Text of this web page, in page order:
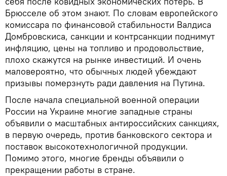
Брюсселе об этом знают. По словам европейского
комиссара по финансовой стабильности Валдиса
Домбровскиса, санкции и контрсанкции поднимут
инфляцию, цены на топливо и продовольствие,
плохо скажутся на рынке инвестиций. И очень
маловероятно, что обычных людей убеждают
призывы померзнуть ради давления на Путина.
После начала специальной военной операции
России на Украине многие западные страны
объявили о масштабных антироссийских санкциях,
в первую очередь, против банковского сектора и
поставок высокотехнологичной продукции.
Помимо этого, многие бренды объявили о
прекращении работы в стране.